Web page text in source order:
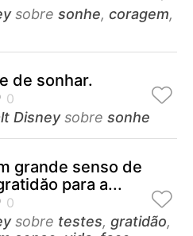
sobre sonhe, coragem,
de sonhar.
Disneysobre sonhe
grande senso de
para a...
sobre testes, gratidão,